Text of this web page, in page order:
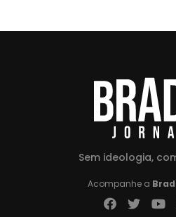
Sem ideologia,
Acompanhe a